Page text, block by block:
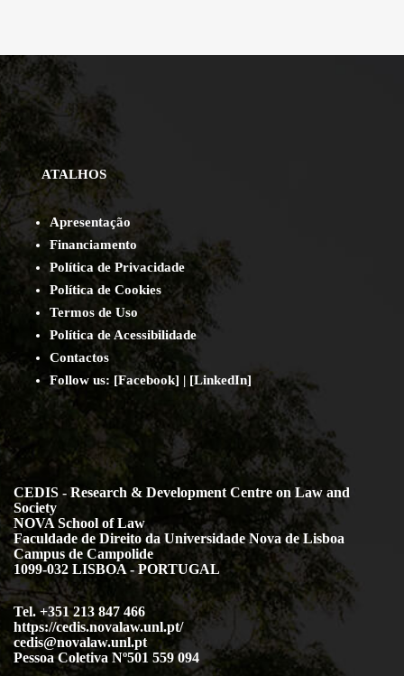
ATALHOS
Apresentação
Financiamento
Política de Privacidade
Política de Cookies
Termos de Uso
Política de Acessibilidade
Contactos
Follow us: [Facebook] | [LinkedIn]
CEDIS - Research & Development Centre on Law and
Society
NOVA School of Law
Faculdade de Direito da Universidade Nova de Lisboa
Campus de Campolide
1099-032 LISBOA - PORTUGAL
Tel. +351 213 847 466
https://cedis.novalaw.unl.pt/
cedis@novalaw.unl.pt
Pessoa Coletiva Nº501 559 094